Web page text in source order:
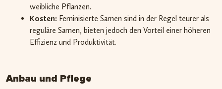
weibliche Pflanzen.
Kosten: Feminisierte Samen sind in der Regel teurer als
reguläre Samen, bieten jedoch den Vorteil einer höheren
Effizienz und Produktivität.
Anbau und Pflege